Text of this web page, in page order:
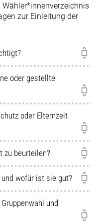
zur Einleitung der
oder gestellte
oder Elternzeit
zu beurteilen?
wofür ist sie gut?
und